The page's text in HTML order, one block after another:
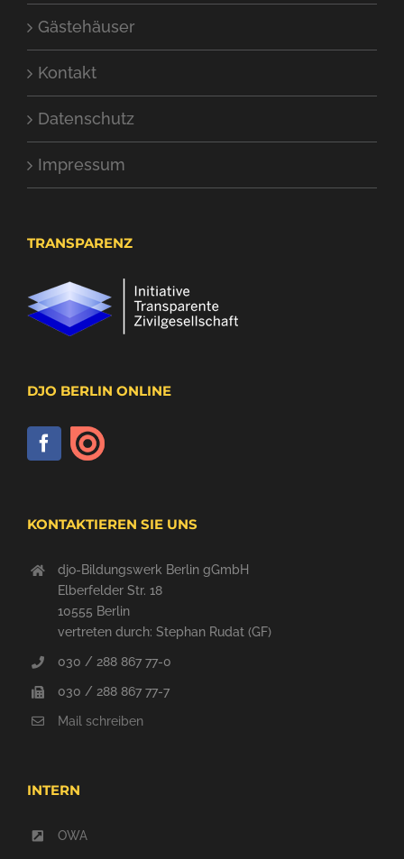
Gästehäuser
Kontakt
Datenschutz
Impressum
TRANSPARENZ
DJO BERLIN ONLINE
KONTAKTIEREN SIE UNS
djo-Bildungswerk Berlin gGmbH
Elberfelder Str. 18
10555 Berlin
vertreten durch: Stephan Rudat (GF)
030 / 288 867 77-0
030 / 288 867 77-7
Mail schreiben
INTERN
OWA